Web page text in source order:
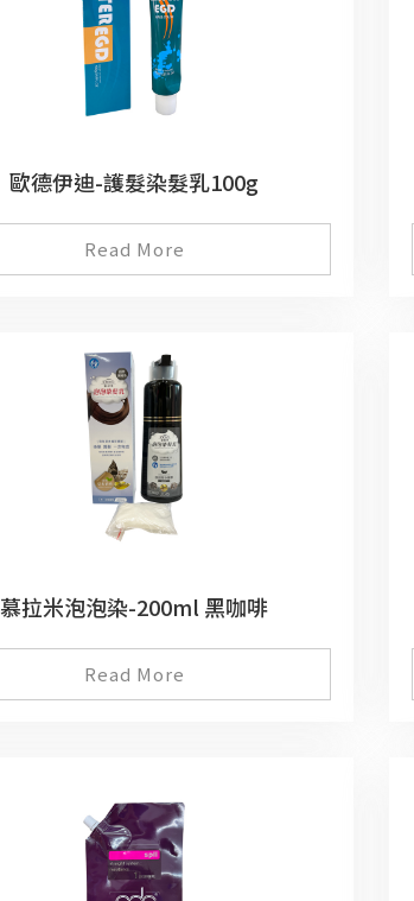
歐德伊迪-護髮染髮乳100g
Read More
慕拉米泡泡染-200ml 黑咖啡
Read More